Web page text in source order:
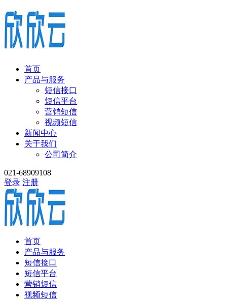
首页
产品与服务
短信接口
短信平台
营销短信
视频短信
新闻中心
关于我们
公司简介
021-68909108
登录 注册
首页
产品与服务
短信接口
短信平台
营销短信
视频短信